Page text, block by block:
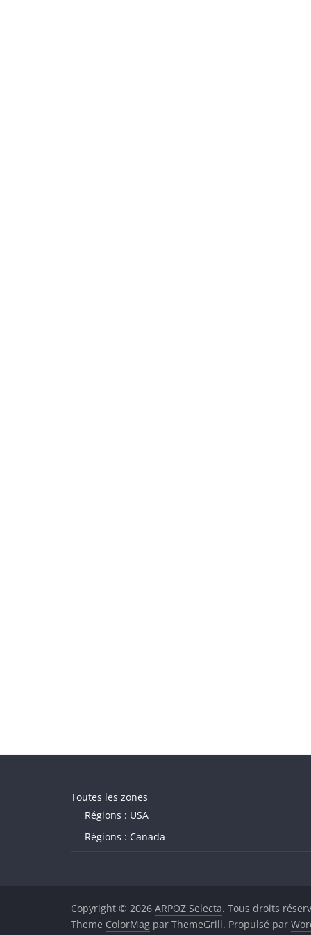
Toutes les zones
Régions : USA
Régions : Canada
Copyright © 2026 ARPOZ Selecta. Tous droits
Theme ColorMag par ThemeGrill. Propulsé par